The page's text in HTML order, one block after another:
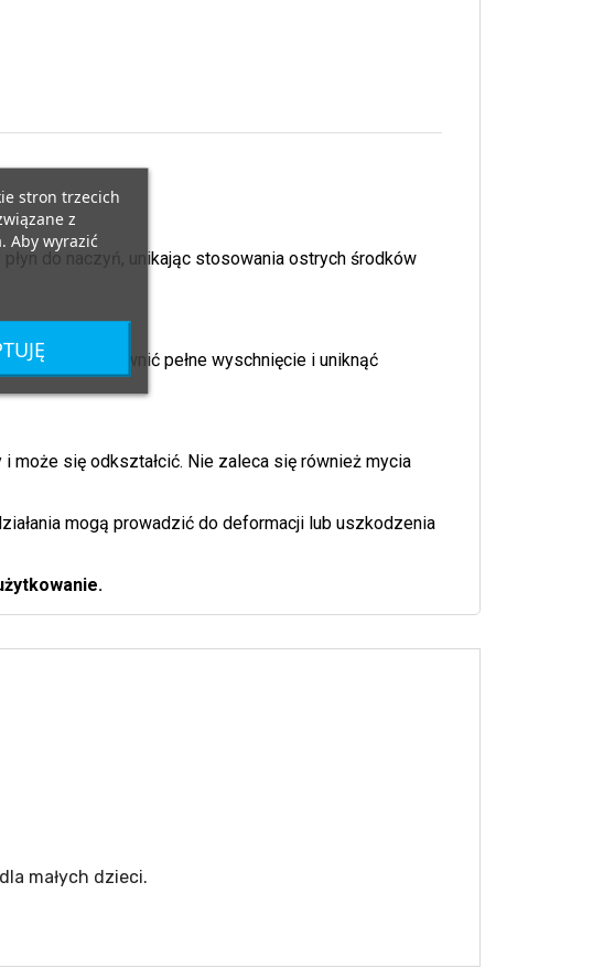
do naczyń, unikając stosowania ostrych środków
aby zapewnić pełne wyschnięcie i uniknąć
może się odkształcić. Nie zaleca się również mycia
mogą prowadzić do deformacji lub uszkodzenia
małych dzieci.
stron trzecich
z
Aby wyrazić